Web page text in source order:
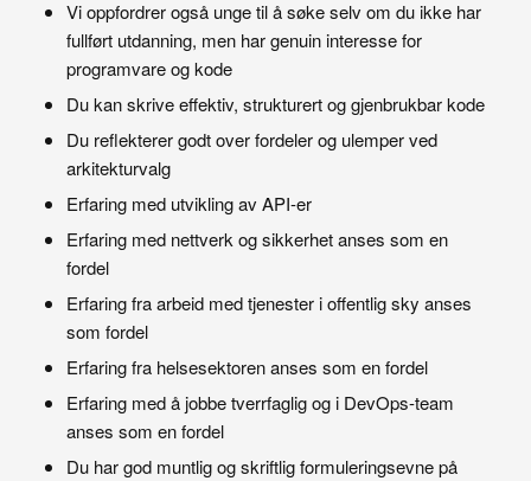
Vi oppfordrer også unge til å søke selv om du ikke har
fullført utdanning, men har genuin interesse for
programvare og kode
Du kan skrive effektiv, strukturert og gjenbrukbar kode
Du reflekterer godt over fordeler og ulemper ved
arkitekturvalg
Erfaring med utvikling av API-er
Erfaring med nettverk og sikkerhet anses som en
fordel
Erfaring fra arbeid med tjenester i offentlig sky anses
som fordel
Erfaring fra helsesektoren anses som en fordel
Erfaring med å jobbe tverrfaglig og i DevOps-team
anses som en fordel
Du har god muntlig og skriftlig formuleringsevne på